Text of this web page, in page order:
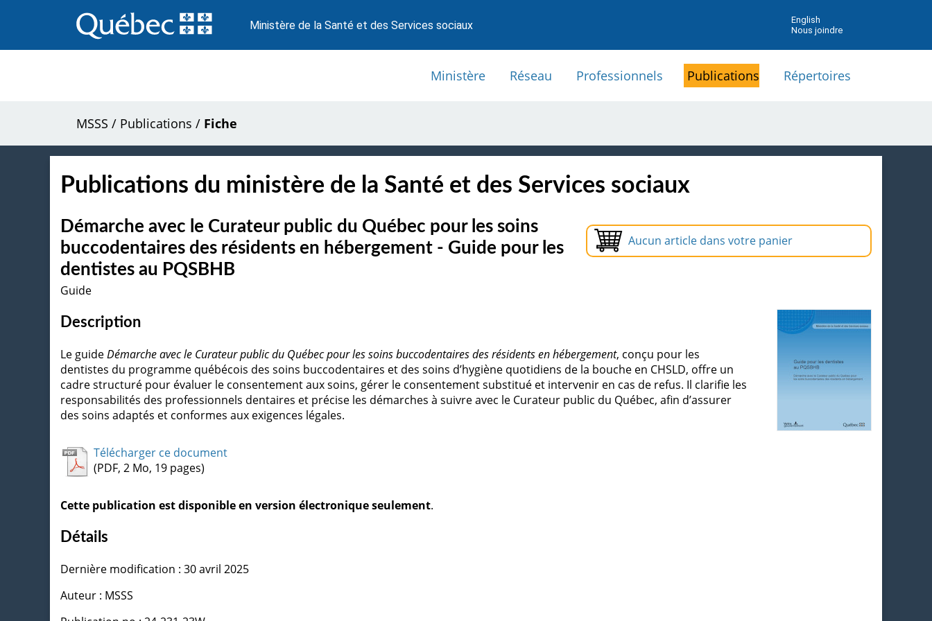
au
contenu
Ministère de la Santé et des Services sociaux
English
Nous joindre
Ministère Réseau Professionnels Publications Répertoires
MSSS / Publications / Fiche
Publications du ministère de la Santé et des Services sociaux
Aucun article dans votre panier
Démarche avec le Curateur public du Québec pour les soins
buccodentaires des résidents en hébergement - Guide pour les
dentistes au PQSBHB
Guide
Description
Le guideDémarche avec le Curateur public du Québec pour les soins buccodentaires des résidents en hébergement, conçu pour les
dentistes du programme québécois des soins buccodentaires et des soins d’hygiène quotidiens de la bouche en CHSLD, offre un
cadre structuré pour évaluer le consentement aux soins, gérer le consentement substitué et intervenir en cas de refus. Il clarifie les
responsabilités des professionnels dentaires et précise les démarches à suivre avec le Curateur public du Québec, afin d’assurer
des soins adaptés et conformes aux exigences légales.
Télécharger ce document
(PDF, 2 Mo, 19 pages)
Cette publication est disponible en version électronique seulement.
Détails
Dernière modification : 30 avril 2025
Auteur : MSSS